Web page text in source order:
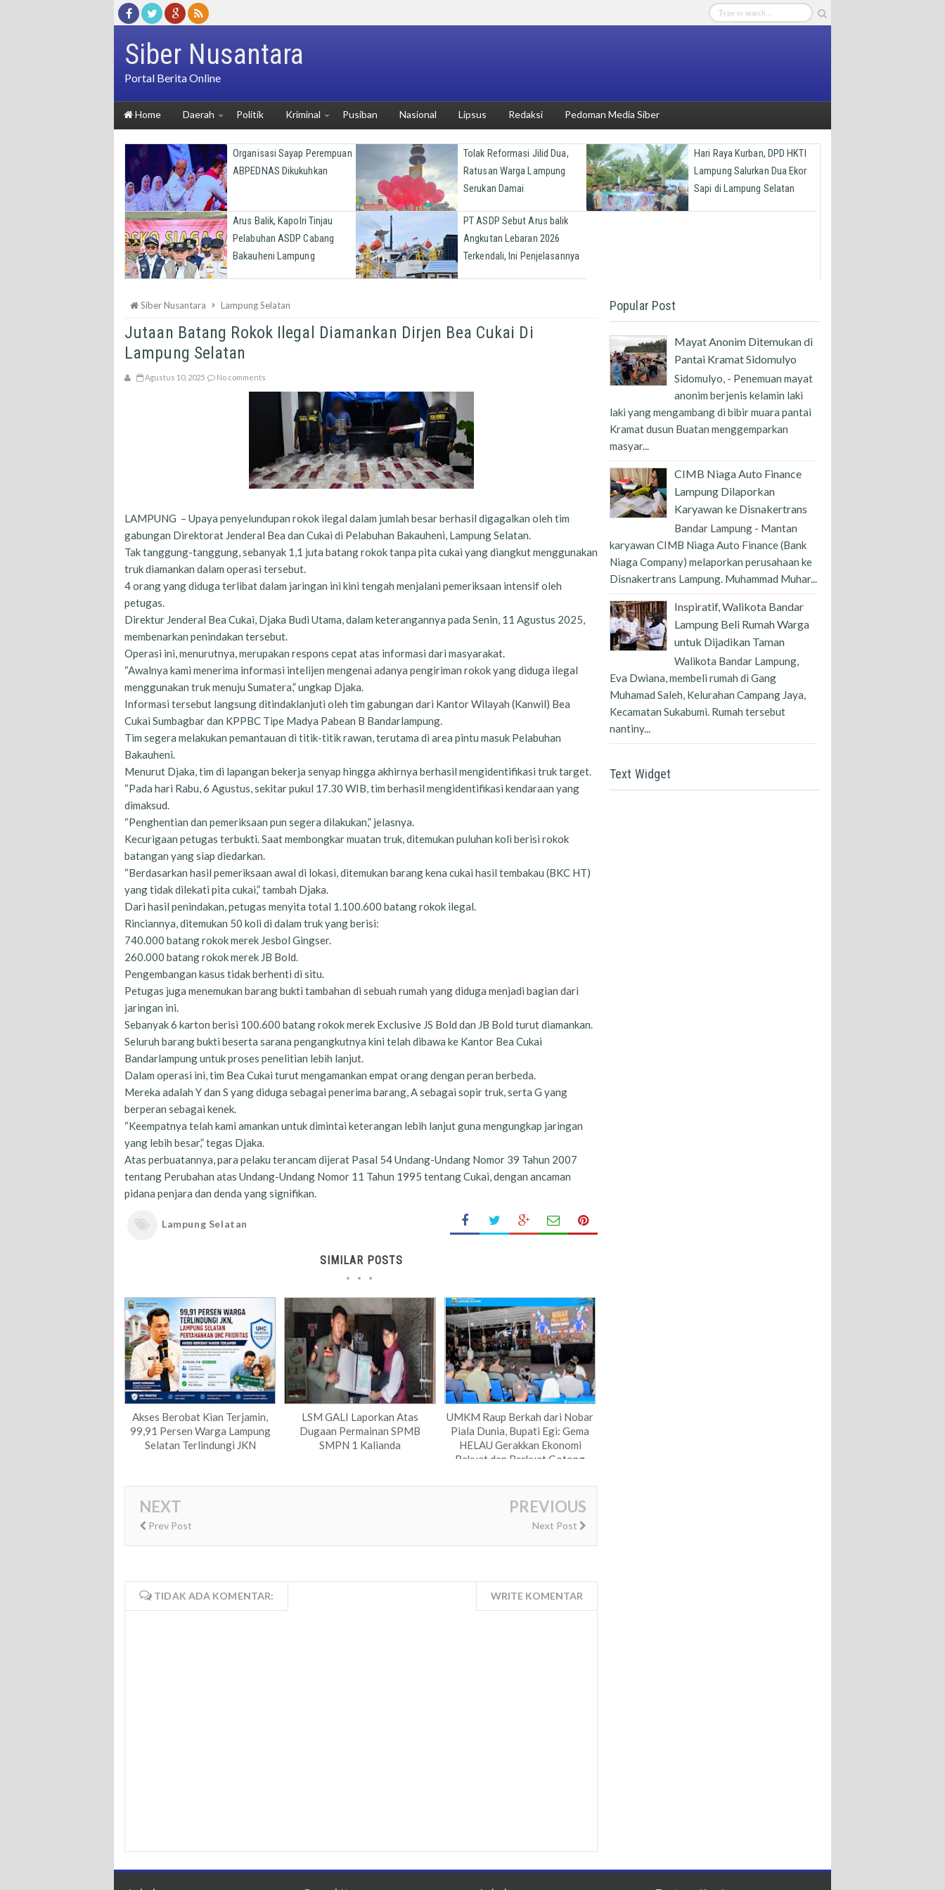
Siber Nusantara
Portal Berita Online
Home Daerah Politik Kriminal Pusiban Nasional Lipsus Redaksi Pedoman Media Siber
Organisasi Sayap Perempuan
ABPEDNAS Dikukuhkan
Tolak Reformasi Jilid Dua,
Ratusan Warga Lampung
Serukan Damai
Hari Raya Kurban, DPD HKTI
Lampung Salurkan Dua Ekor
Sapi di Lampung Selatan
Arus Balik, Kapolri Tinjau
Pelabuhan ASDP Cabang
Bakauheni Lampung
PT ASDP Sebut Arus balik
Angkutan Lebaran 2026
Terkendali, Ini Penjelasannya
Siber Nusantara Lampung Selatan
Jutaan Batang Rokok Ilegal Diamankan Dirjen Bea Cukai Di
Lampung Selatan
Agustus 10, 2025 No comments
LAMPUNG – Upaya penyelundupan rokok ilegal dalam jumlah besar berhasil digagalkan oleh tim
gabungan Direktorat Jenderal Bea dan Cukai di Pelabuhan Bakauheni, Lampung Selatan.
Tak tanggung-tanggung, sebanyak 1,1 juta batang rokok tanpa pita cukai yang diangkut menggunakan
truk diamankan dalam operasi tersebut.
4 orang yang diduga terlibat dalam jaringan ini kini tengah menjalani pemeriksaan intensif oleh
petugas.
Direktur Jenderal Bea Cukai, Djaka Budi Utama, dalam keterangannya pada Senin, 11 Agustus 2025,
membenarkan penindakan tersebut.
Operasi ini, menurutnya, merupakan respons cepat atas informasi dari masyarakat.
“Awalnya kami menerima informasi intelijen mengenai adanya pengiriman rokok yang diduga ilegal
menggunakan truk menuju Sumatera,” ungkap Djaka.
Informasi tersebut langsung ditindaklanjuti oleh tim gabungan dari Kantor Wilayah (Kanwil) Bea
Cukai Sumbagbar dan KPPBC Tipe Madya Pabean B Bandarlampung.
Tim segera melakukan pemantauan di titik-titik rawan, terutama di area pintu masuk Pelabuhan
Bakauheni.
Menurut Djaka, tim di lapangan bekerja senyap hingga akhirnya berhasil mengidentifikasi truk target.
“Pada hari Rabu, 6 Agustus, sekitar pukul 17.30 WIB, tim berhasil mengidentifikasi kendaraan yang
dimaksud.
“Penghentian dan pemeriksaan pun segera dilakukan,” jelasnya.
Kecurigaan petugas terbukti. Saat membongkar muatan truk, ditemukan puluhan koli berisi rokok
batangan yang siap diedarkan.
“Berdasarkan hasil pemeriksaan awal di lokasi, ditemukan barang kena cukai hasil tembakau (BKC HT)
yang tidak dilekati pita cukai,” tambah Djaka.
Dari hasil penindakan, petugas menyita total 1.100.600 batang rokok ilegal.
Rinciannya, ditemukan 50 koli di dalam truk yang berisi:
740.000 batang rokok merek Jesbol Gingser.
260.000 batang rokok merek JB Bold.
Pengembangan kasus tidak berhenti di situ.
Petugas juga menemukan barang bukti tambahan di sebuah rumah yang diduga menjadi bagian dari
jaringan ini.
Sebanyak 6 karton berisi 100.600 batang rokok merek Exclusive JS Bold dan JB Bold turut diamankan.
Seluruh barang bukti beserta sarana pengangkutnya kini telah dibawa ke Kantor Bea Cukai
Bandarlampung untuk proses penelitian lebih lanjut.
Dalam operasi ini, tim Bea Cukai turut mengamankan empat orang dengan peran berbeda.
Mereka adalah Y dan S yang diduga sebagai penerima barang, A sebagai sopir truk, serta G yang
berperan sebagai kenek.
“Keempatnya telah kami amankan untuk dimintai keterangan lebih lanjut guna mengungkap jaringan
yang lebih besar,” tegas Djaka.
Atas perbuatannya, para pelaku terancam dijerat Pasal 54 Undang-Undang Nomor 39 Tahun 2007
tentang Perubahan atas Undang-Undang Nomor 11 Tahun 1995 tentang Cukai, dengan ancaman
pidana penjara dan denda yang signifikan.
Lampung Selatan
SIMILAR POSTS
Akses Berobat Kian Terjamin,
99,91 Persen Warga Lampung
Selatan Terlindungi JKN
LSM GALI Laporkan Atas
Dugaan Permainan SPMB
SMPN 1 Kalianda
UMKM Raup Berkah dari Nobar
Piala Dunia, Bupati Egi: Gema
HELAU Gerakkan Ekonomi
Rakyat dan Perkuat Gotong
NEXT
Prev Post
PREVIOUS
Next Post
TIDAK ADA KOMENTAR: WRITE KOMENTAR
Popular Post
Mayat Anonim Ditemukan di
Pantai Kramat Sidomulyo
Sidomulyo, - Penemuan mayat
anonim berjenis kelamin laki
laki yang mengambang di bibir muara pantai
Kramat dusun Buatan menggemparkan
masyar...
CIMB Niaga Auto Finance
Lampung Dilaporkan
Karyawan ke Disnakertrans
Bandar Lampung - Mantan
karyawan CIMB Niaga Auto Finance (Bank
Niaga Company) melaporkan perusahaan ke
Disnakertrans Lampung. Muhammad Muhar...
Inspiratif, Walikota Bandar
Lampung Beli Rumah Warga
untuk Dijadikan Taman
Walikota Bandar Lampung,
Eva Dwiana, membeli rumah di Gang
Muhamad Saleh, Kelurahan Campang Jaya,
Kecamatan Sukabumi. Rumah tersebut
nantiny...
Text Widget